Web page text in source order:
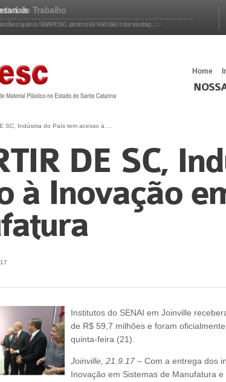
que o SIMPESC promove vai além da visitaç...
Home
SC, Indústria do País tem acesso à ...
DE SC,
à Inovação
Institutos do SENAI em Joinville
de R$ 59,7 milhões e foram
quinta-feira (21).
Joinville, 21.9.17 – Com a entrega dos
Inovação em Sistemas de Manufatura